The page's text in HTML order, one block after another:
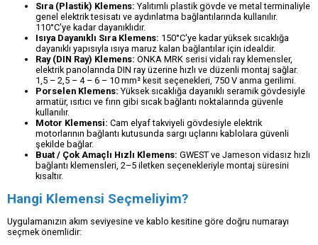
Sıra (Plastik) Klemens: Yalıtımlı plastik gövde ve metal terminaliyle
genel elektrik tesisatı ve aydınlatma bağlantılarında kullanılır.
110°C'ye kadar dayanıklıdır.
Isıya Dayanıklı Sıra Klemens: 150°C'ye kadar yüksek sıcaklığa
dayanıklı yapısıyla ısıya maruz kalan bağlantılar için idealdir.
Ray (DIN Ray) Klemens: ONKA MRK serisi vidalı ray klemensler,
elektrik panolarında DIN ray üzerine hızlı ve düzenli montaj sağlar.
1,5 – 2,5 – 4 – 6 – 10 mm² kesit seçenekleri, 750 V anma gerilimi.
Porselen Klemens: Yüksek sıcaklığa dayanıklı seramik gövdesiyle
armatür, ısıtıcı ve fırın gibi sıcak bağlantı noktalarında güvenle
kullanılır.
Motor Klemensi: Cam elyaf takviyeli gövdesiyle elektrik
motorlarının bağlantı kutusunda sargı uçlarını kablolara güvenli
şekilde bağlar.
Buat / Çok Amaçlı Hızlı Klemens: GWEST ve Jameson vidasız hızlı
bağlantı klemensleri, 2–5 iletken seçenekleriyle montaj süresini
kısaltır.
Hangi Klemensi Seçmeliyim?
Uygulamanızın akım seviyesine ve kablo kesitine göre doğru numarayı
seçmek önemlidir: